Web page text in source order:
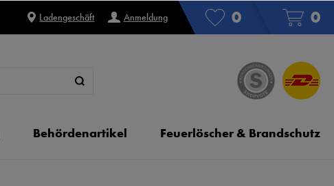
Ladengeschäft Anmeldung 0 0
Behördenartikel Feuerlöscher & Brandschutz